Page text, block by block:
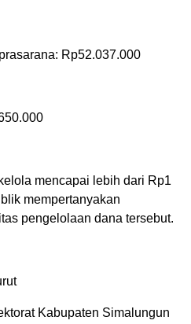
Rp52.037.000
mencapai lebih dari Rp1
mempertanyakan
pengelolaan dana tersebut.
Kabupaten Simalungun